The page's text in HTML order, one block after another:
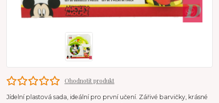
Ohodnotit produkt
Jídelní plastová sada, ideální pro první učení. Zářivé barvičky, krásné